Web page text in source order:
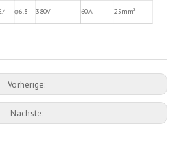
φ6.8 380V 60A 25mm²
Vorherige:
Nächste: